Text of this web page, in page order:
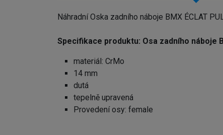
Náhradní Oska zadního náboje BMX ÉCLAT
Specifikace produktu: Osa zadního náboje
materiál: CrMo
14 mm
dutá
tepelně upravená
Provedení osy: female